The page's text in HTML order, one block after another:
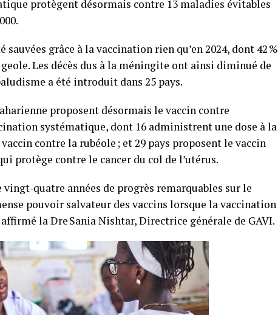
protègent désormais contre 13 maladies évitables
grâce à la vaccination rien qu’en 2024, dont 42 %
Les décès dus à la méningite ont ainsi diminué de
a été introduit dans 25 pays.
proposent désormais le vaccin contre
systématique, dont 16 administrent une dose à la
contre la rubéole ; et 29 pays proposent le vaccin
protège contre le cancer du col de l’utérus.
quatre années de progrès remarquables sur le
pouvoir salvateur des vaccins lorsque la vaccination
la Dre Sania Nishtar, Directrice générale de GAVI.